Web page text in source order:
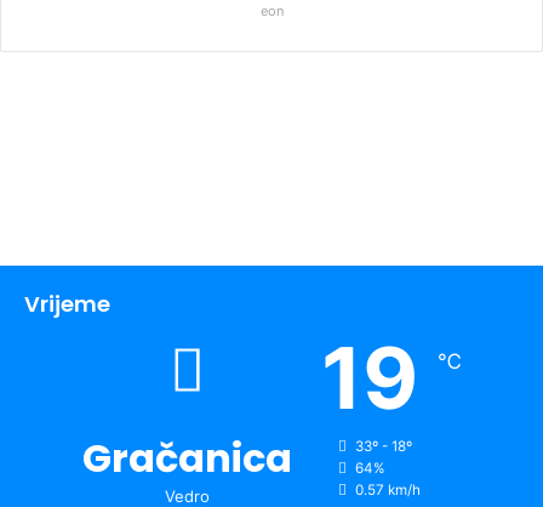
eon
Vrijeme
Gračanica
Vedro
19 ℃
33º - 18º
64%
0.57 km/h